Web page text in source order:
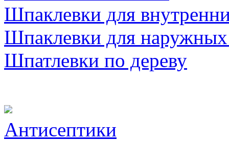
Шпаклевки для
Шпаклевки для наружных
Шпатлевки по дереву
Антисептики